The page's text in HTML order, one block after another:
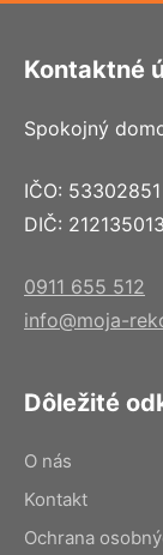
Kontaktné
Spokojný
IČO: 53302851
DIČ:
0911 655 512
info@moja-
Dôležité
O nás
Kontakt
Ochrana